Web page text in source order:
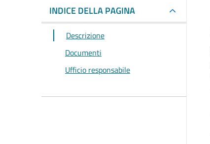
INDICE DELLA PAGINA
Descrizione
Documenti
Ufficio responsabile